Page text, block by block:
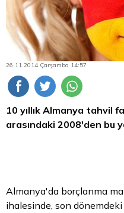
26.11.2014 Çarşamba 14:57
10 yıllık Almanya tahvil
arasındaki 2008'den bu
Almanya'da borçlanma
ihalesinde, son